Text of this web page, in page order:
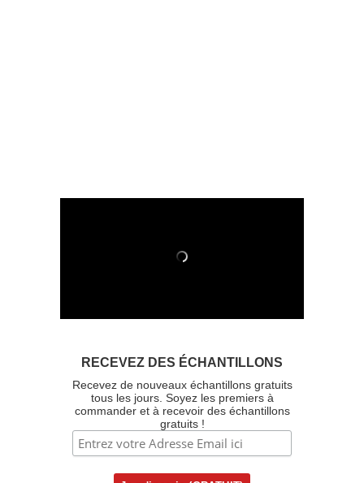
RECEVEZ DES ÉCHANTILLONS
Recevez de nouveaux échantillons gratuits
tous les jours. Soyez les premiers à
commander et à recevoir des échantillons
gratuits !